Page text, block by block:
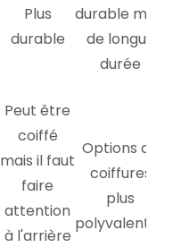
Plus
durable
durable mais
de longue
durée
Peut être
coiffé
mais il faut
faire
attention
à l'arrière
Options de
coiffures
plus
polyvalentes